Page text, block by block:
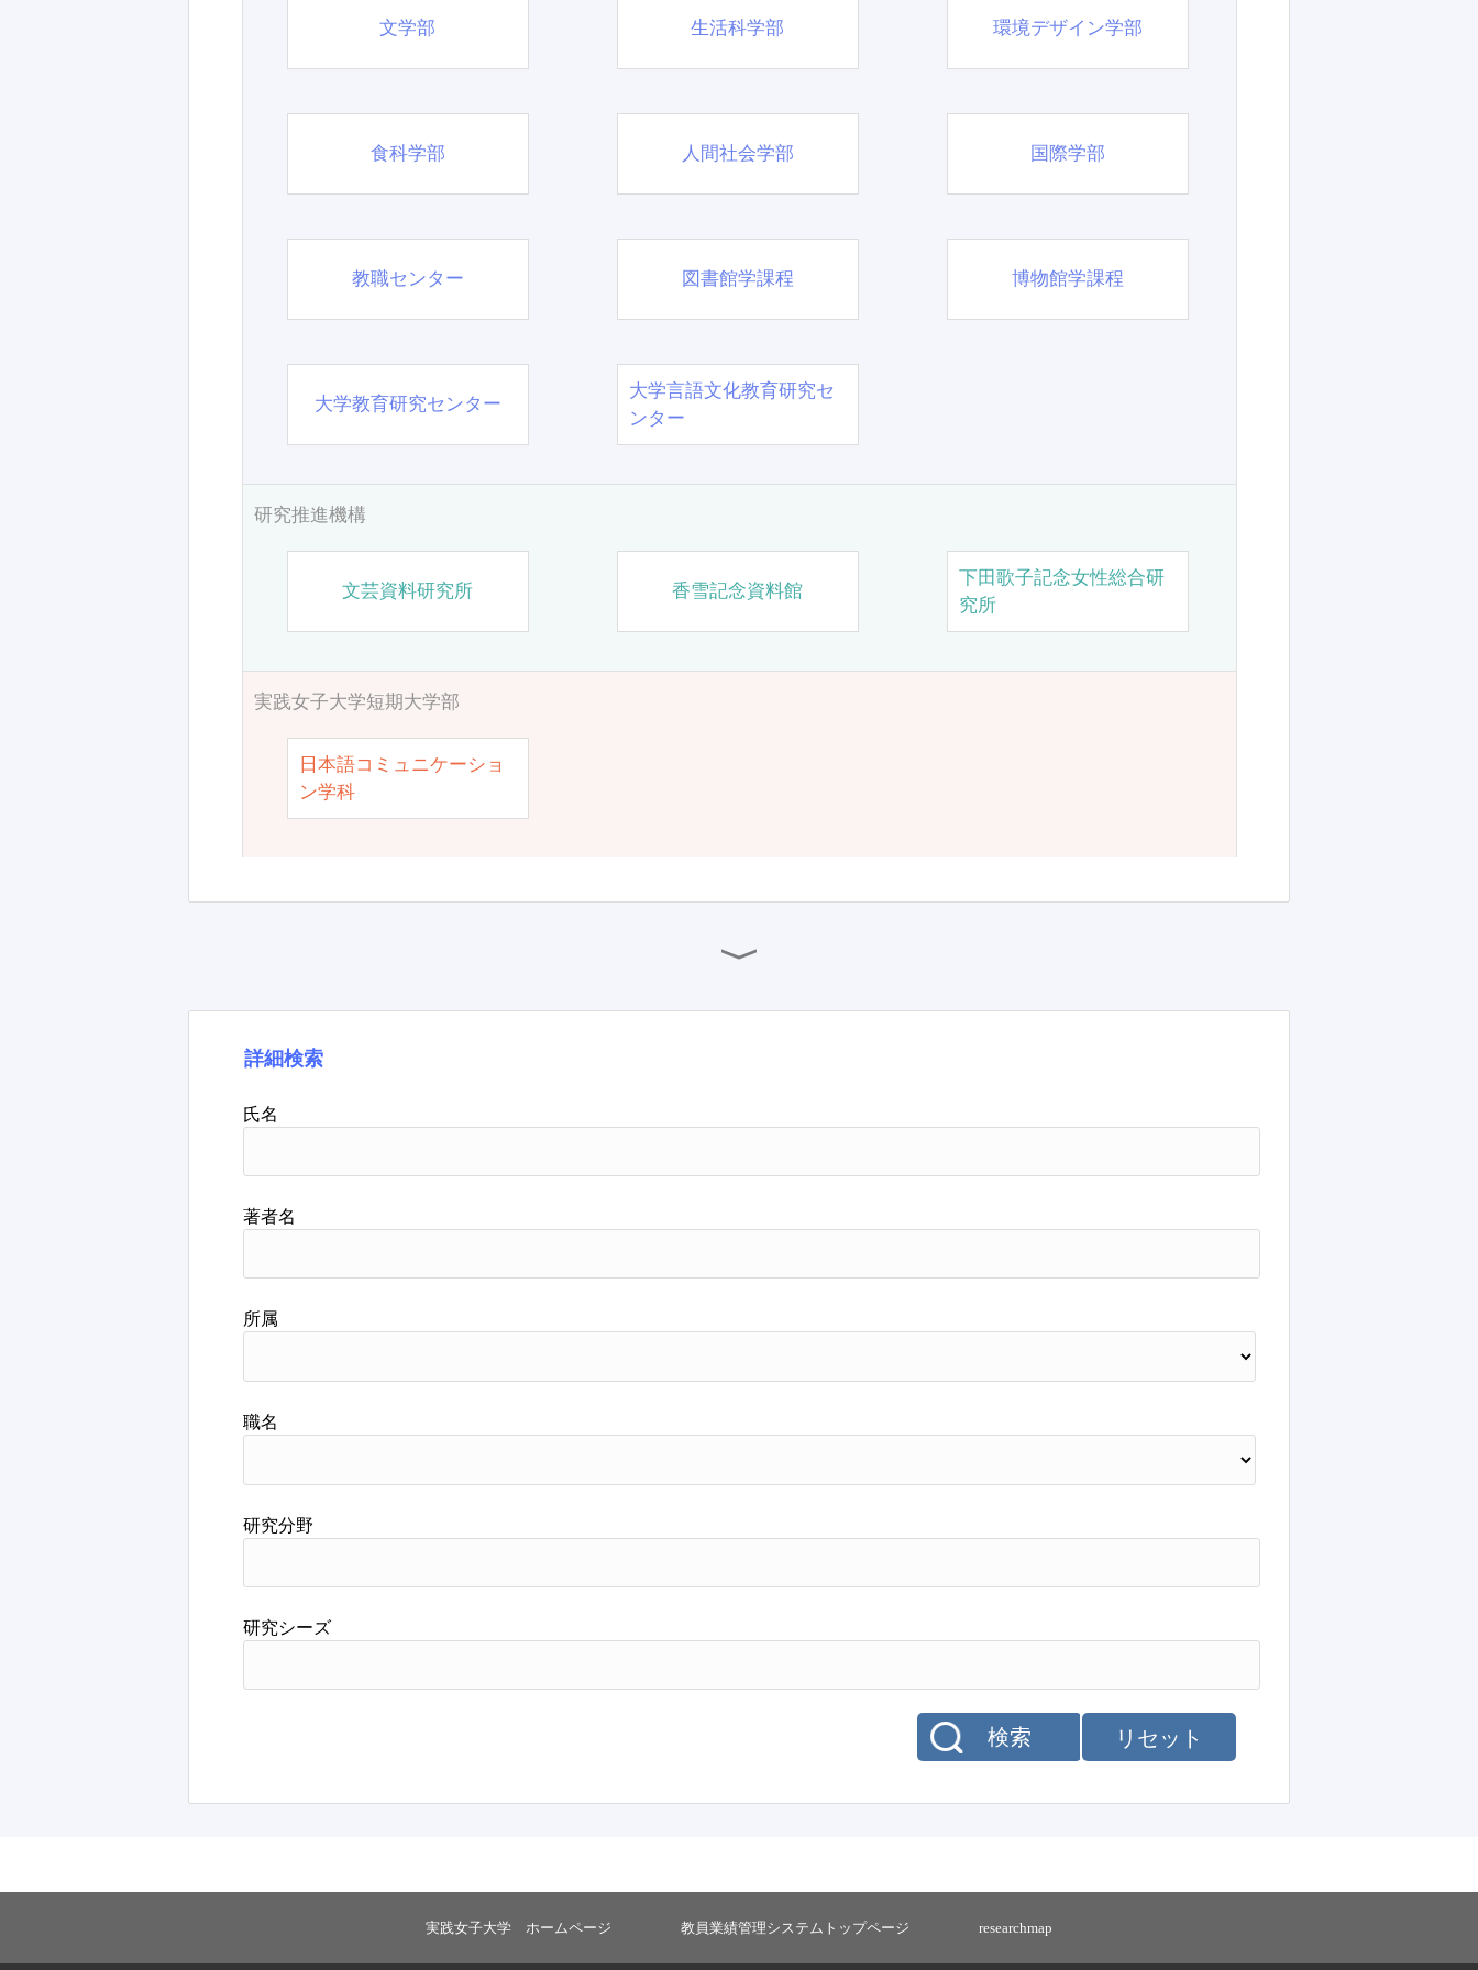
文学部 生活科学部 環境デザイン学部
食科学部 人間社会学部 国際学部
教職センター 図書館学課程 博物館学課程
大学教育研究センター
大学言語文化教育研究セ
ンター
研究推進機構
文芸資料研究所 香雪記念資料館
下田歌子記念女性総合研
究所
実践女子大学短期大学部
日本語コミュニケーショ
ン学科
詳細検索
氏名
著者名
所属
職名
研究分野
研究シーズ
リセット
検索
実践女子大学 ホームページ 教員業績管理システムトップページ researchmap